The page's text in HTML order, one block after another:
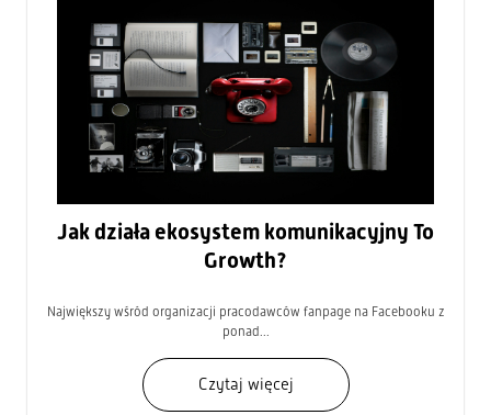
Jak działa ekosystem komunikacyjny To
Growth?
Największy wśród organizacji pracodawców fanpage na Facebooku z
ponad...
Czytaj więcej